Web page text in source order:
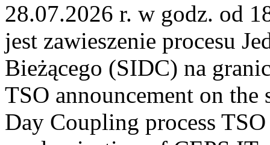
28.07.2026 r. w godz. od
jest zawieszenie procesu
Bieżącego (SIDC) na
TSO announcement on
Day Coupling process